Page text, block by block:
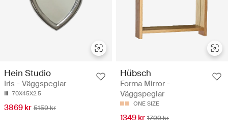
Hein Studio
Iris - Väggspeglar
70X45X2.5
3869 kr 5159 kr
Hübsch
Forma Mirror -
Väggspeglar
ONE SIZE
1349 kr 1799 kr